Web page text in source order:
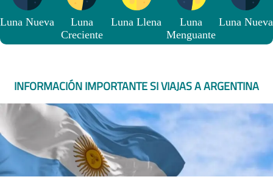
Luna Nueva
Luna
Creciente
Luna Llena
Luna
Menguante
Luna Nueva
INFORMACIÓN IMPORTANTE SI VIAJAS A ARGENTINA